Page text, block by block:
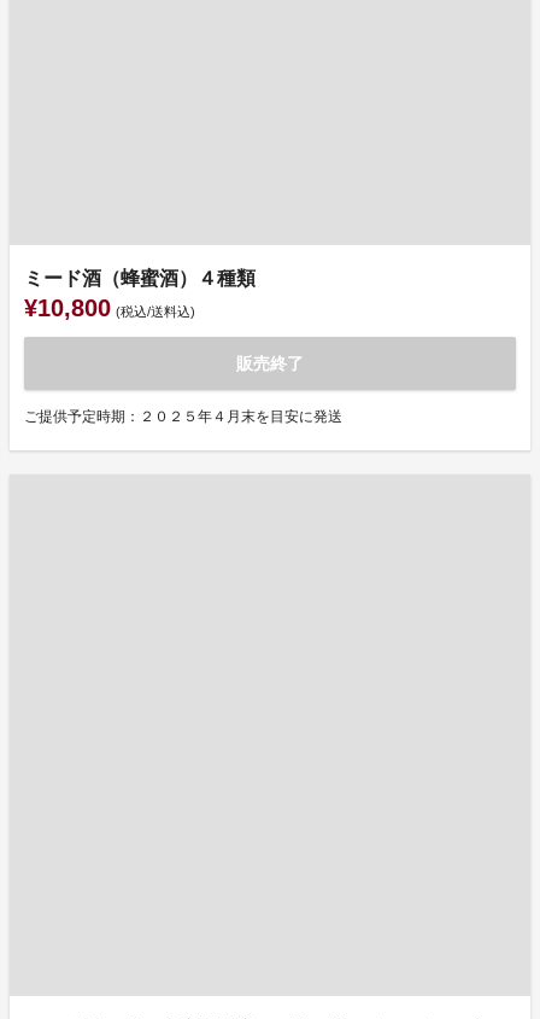
ミード酒（蜂蜜酒）４種類
¥10,800 (税込/送料込)
販売終了
ご提供予定時期：２０２５年４月末を目安に発送